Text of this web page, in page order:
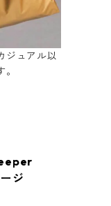
ジュアル以
ジ